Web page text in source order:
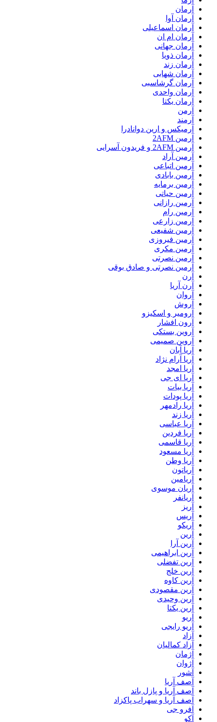
آرمان
آرمان آوا
آرمان اسماعیلی
آرمان ام ان
آرمان جهانی
آرمان ذویا
آرمان زند
آرمان شهابی
آرمان گرشاسبی
آرمان واحدی
آرمان یکتا
آرمن
آرمند
آرمیکس و ارین دوانادرا
آرمین 2AFM
آرمین 2AFM و فریدون آسرایی
آرمین آراد
آرمین اتباعی
آرمین بابادی
آرمین برمایه
آرمین حیاتی
آرمین رازانی
آرمین رام
آرمین زارعی
آرمین شفیعی
آرمین فیروزی
آرمین مکری
آرمین نصرتی
آرمین نصرتی و صادق بوقی
آرن
آرن آریا
آروان
آروش
آرومیر و اسکیزو
آرون افشار
آروین بستکی
آروین صمیمی
آریا آبان
آریا آرام نژاد
آریا امجد
آریا ای جی
آریا بیات
آریا پودات
آریا رادمهر
آریا زند
آریا عباسی
آریا فردین
آریا قاسمی
آریا مسعود
آریا وطن
آریاتون
آریامین
آریان موسوی
آریانفر
آریز
آریس
آریکو
آرین
آرین آرا
آرین ابراهیمی
آرین تفضلی
آرین خلج
آرین کاوه
آرین مقصودی
آرین وحیدی
آرین یکتا
آریو
آریو رایجی
آزاد
آزاد کمالیان
آژمان
آژوان
آشور
آصف آریا
آصف آریا و پازل باند
آصف آریا و سهراب پاکزاد
آفرو جی
آکو